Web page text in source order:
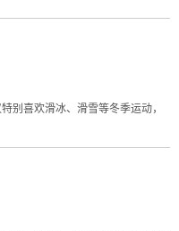
别喜欢滑冰、滑雪等冬季运动，